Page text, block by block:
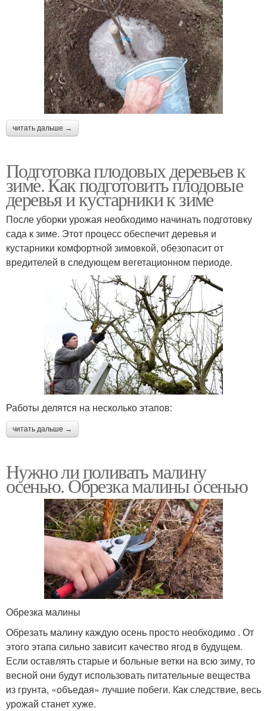
читать дальше →
Подготовка плодовых деревьев к
зиме. Как подготовить плодовые
деревья и кустарники к зиме
После уборки урожая необходимо начинать подготовку
сада к зиме. Этот процесс обеспечит деревья и
кустарники комфортной зимовкой, обезопасит от
вредителей в следующем вегетационном периоде.
Работы делятся на несколько этапов:
читать дальше →
Нужно ли поливать малину
осенью. Обрезка малины осенью
Обрезка малины
Обрезать малину каждую осень просто необходимо . От
этого этапа сильно зависит качество ягод в будущем.
Если оставлять старые и больные ветки на всю зиму, то
весной они будут использовать питательные вещества
из грунта, «объедая» лучшие побеги. Как следствие, весь
урожай станет хуже.